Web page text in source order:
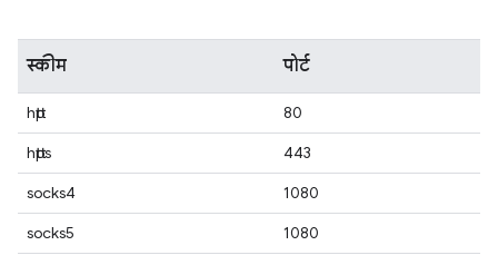
स्कीम पोर्ट
http
80
https
443
socks4
1080
socks5
1080